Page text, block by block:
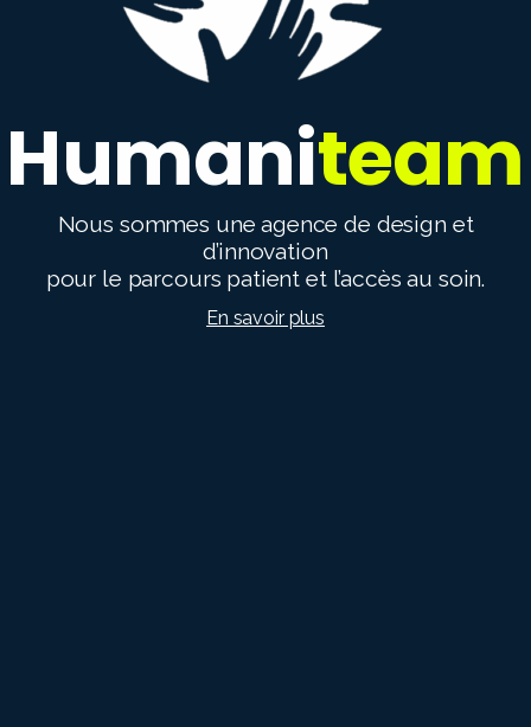
Humaniteam
Nous sommes une agence de design et
d’innovation
pour le parcours patient et l’accès au soin.
En savoir plus